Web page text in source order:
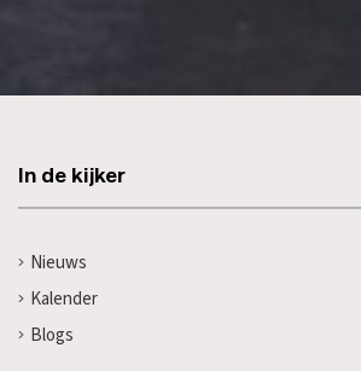
In de kijker
Nieuws
Kalender
Blogs